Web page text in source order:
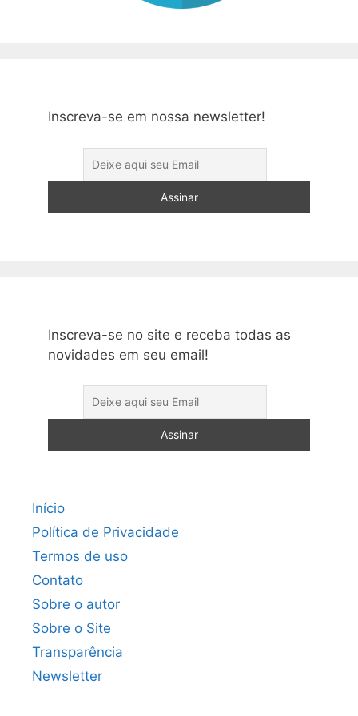
Inscreva-se em nossa newsletter!
Inscreva-se no site e receba todas as
novidades em seu email!
Início
Política de Privacidade
Termos de uso
Contato
Sobre o autor
Sobre o Site
Transparência
Newsletter